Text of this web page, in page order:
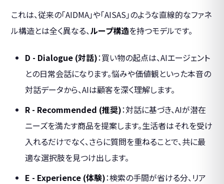
これは、従来の「AIDMA」や「AISAS」のような直線的なファネ
ル構造とは全く異なる、ループ構造を持つモデルです。
D - Dialogue (対話)：買い物の起点は、AIエージェント
との日常会話になります。悩みや価値観といった本音の
対話データから、AIは顧客を深く理解します。
R - Recommended (推奨)：対話に基づき、AIが潜在
ニーズを満たす商品を提案します。生活者はそれを受け
入れるだけでなく、さらに質問を重ねることで、共に最
適な選択肢を見つけ出します。
E - Experience (体験)：検索の手間が省ける分、リア